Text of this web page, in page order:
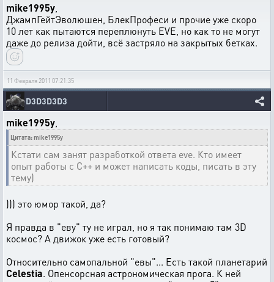
mike1995y
ДжампГейтЭволюшен, БлекПрофеси и прочие уже скоро
10 лет как пытаются переплюнуть EVE, но как то не могут
даже до релиза дойти, всё застряло на закрытых бетках.
11 Февраля 2011 07:21:35
D3D3D3D3
mike1995y
Цитата: mike1995y
Кстати сам занят разработкой ответа eve. Кто имеет
опыт работы с С++ и может написать коды, писать в эту
тему)
))) это юмор такой, да?
Я правда в "еву" ту не играл, но я так понимаю там 3D
космос? А движок уже есть готовый?
Относительно самопальной "евы"... Есть такой планетарий
Celestia. Опенсорсная астрономическая прога. К ней